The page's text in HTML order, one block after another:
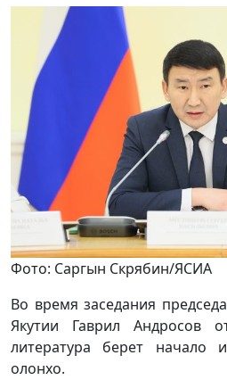
Фото: Саргын Скрябин/ЯСИА
Во время заседания
Якутии Гаврил Андросов
литература берет начало
олонхо.